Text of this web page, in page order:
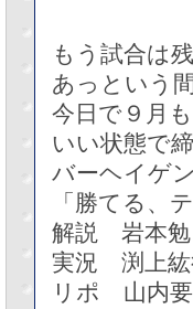
もう試合は
あっという
今日で９月
いい状態で
バーヘイゲ
「勝てる、
解説 岩本
実況 渕上紘
リポ 山内